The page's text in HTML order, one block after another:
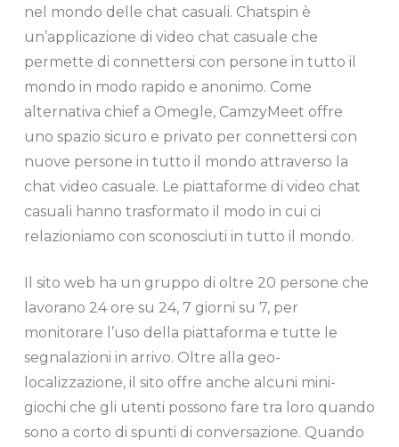
nel mondo delle chat casuali. Chatspin è
un’applicazione di video chat casuale che
permette di connettersi con persone in tutto il
mondo in modo rapido e anonimo. Come
alternativa chief a Omegle, CamzyMeet offre
uno spazio sicuro e privato per connettersi con
nuove persone in tutto il mondo attraverso la
chat video casuale. Le piattaforme di video chat
casuali hanno trasformato il modo in cui ci
relazioniamo con sconosciuti in tutto il mondo.
Il sito web ha un gruppo di oltre 20 persone che
lavorano 24 ore su 24, 7 giorni su 7, per
monitorare l’uso della piattaforma e tutte le
segnalazioni in arrivo. Oltre alla geo-
localizzazione, il sito offre anche alcuni mini-
giochi che gli utenti possono fare tra loro quando
sono a corto di spunti di conversazione. Quando